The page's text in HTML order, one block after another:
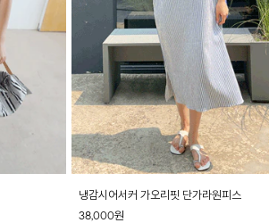
냉감시어서커 가오리핏 단가라원피스
38,000원